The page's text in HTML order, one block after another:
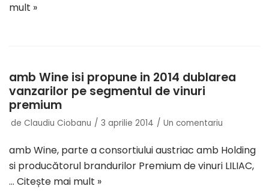
mult »
amb Wine isi propune in 2014 dublarea
vanzarilor pe segmentul de vinuri
premium
de Claudiu Ciobanu 3 aprilie 2014 Un comentariu
amb Wine, parte a consortiului austriac amb Holding
si producătorul brandurilor Premium de vinuri LILIAC,
… Citește mai mult »